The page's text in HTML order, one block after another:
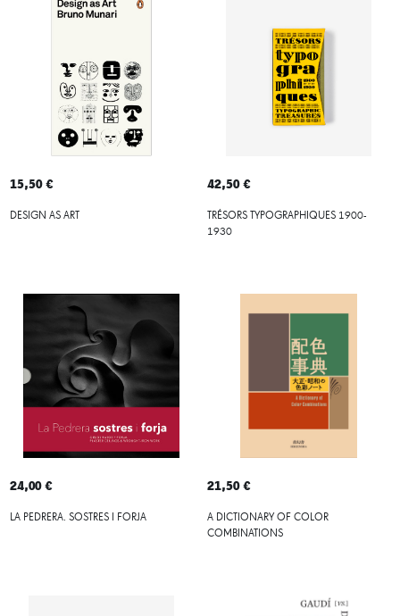
15,50 €
DESIGN AS ART
42,50 €
TRÉSORS TYPOGRAPHIQUES 1900-
1930
24,00 €
LA PEDRERA. SOSTRES I FORJA
21,50 €
A DICTIONARY OF COLOR
COMBINATIONS